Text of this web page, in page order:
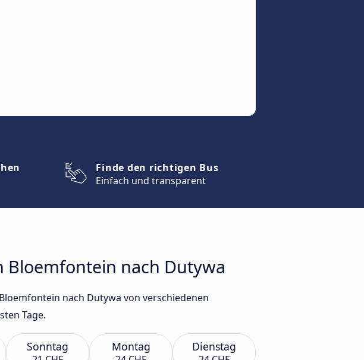
Finde den richtigen Bus
Einfach und transparent
Bloemfontein nach Dutywa
nach Dutywa von verschiedenen
Tage.
Sonntag Montag Dienstag